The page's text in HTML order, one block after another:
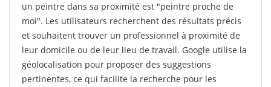
un peintre dans sa proximité est "peintre proche de
moi". Les utilisateurs recherchent des résultats précis
et souhaitent trouver un professionnel à proximité de
leur domicile ou de leur lieu de travail. Google utilise la
géolocalisation pour proposer des suggestions
pertinentes, ce qui facilite la recherche pour les